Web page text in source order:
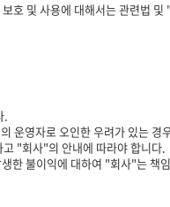
및 사용에 대해서는 관련법
.
영자로 오인한 우려가 있는 경
"회사"의 안내에 따라야 합니다.
한 불이익에 대하여 "회사"는 책